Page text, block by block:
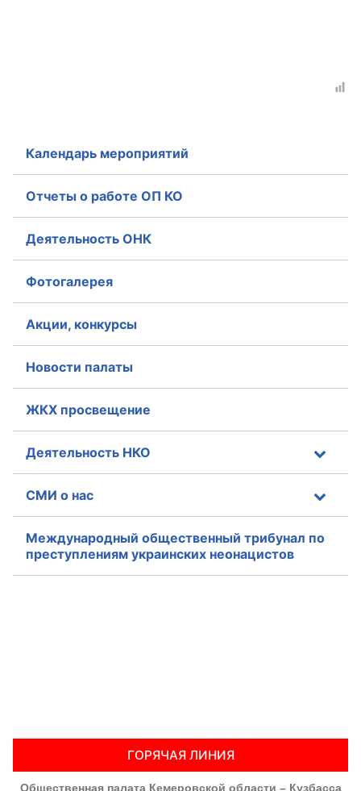
Календарь мероприятий
Отчеты о работе ОП КО
Деятельность ОНК
Фотогалерея
Акции, конкурсы
Новости палаты
ЖКХ просвещение
Деятельность НКО
СМИ о нас
Международный общественный трибунал по
преступлениям украинских неонацистов
ГОРЯЧАЯ ЛИНИЯ
Общественная палата Кемеровской области – Кузбасса